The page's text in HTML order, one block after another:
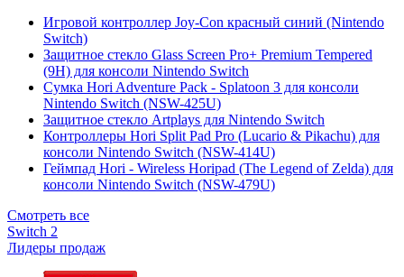
Игровой контроллер Joy-Con красный синий (Nintendo
Switch)
Защитное стекло Glass Screen Pro+ Premium Tempered
(9H) для консоли Nintendo Switch
Сумка Hori Adventure Pack - Splatoon 3 для консоли
Nintendo Switch (NSW-425U)
Защитное стекло Artplays для Nintendo Switch
Контроллеры Hori Split Pad Pro (Lucario & Pikachu) для
консоли Nintendo Switch (NSW-414U)
Геймпад Hori - Wireless Horipad (The Legend of Zelda) для
консоли Nintendo Switch (NSW-479U)
Смотреть все
Switch 2
Лидеры продаж